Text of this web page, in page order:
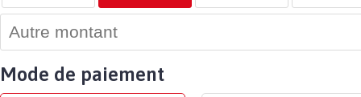
Mode de paiement